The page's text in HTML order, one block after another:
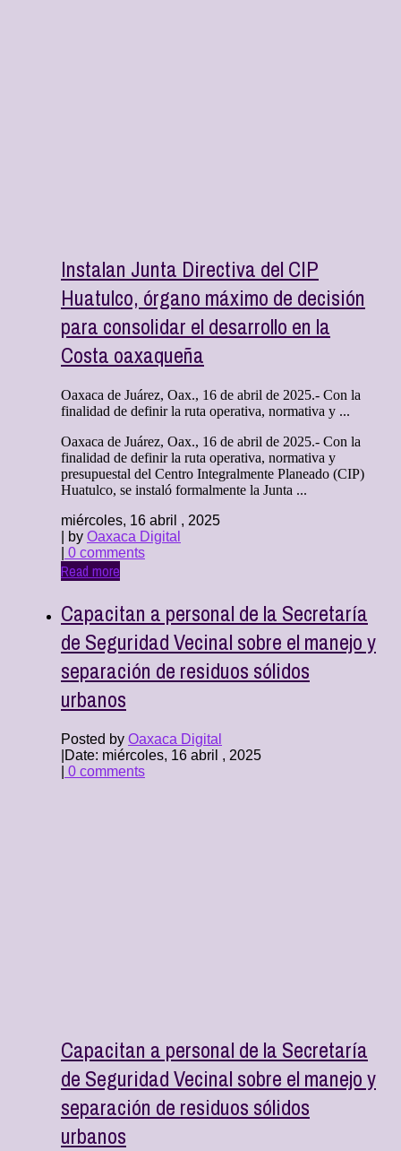
Instalan Junta Directiva del CIP
Huatulco, órgano máximo de decisión
para consolidar el desarrollo en la
Costa oaxaqueña
Oaxaca de Juárez, Oax., 16 de abril de 2025.- Con la
finalidad de definir la ruta operativa, normativa y ...
Oaxaca de Juárez, Oax., 16 de abril de 2025.- Con la
finalidad de definir la ruta operativa, normativa y
presupuestal del Centro Integralmente Planeado (CIP)
Huatulco, se instaló formalmente la Junta ...
miércoles, 16 abril , 2025
| by Oaxaca Digital
0 comments
Read more
Capacitan a personal de la Secretaría
de Seguridad Vecinal sobre el manejo y
separación de residuos sólidos
urbanos
Posted by Oaxaca Digital
Date: miércoles, 16 abril , 2025
0 comments
Capacitan a personal de la Secretaría
de Seguridad Vecinal sobre el manejo y
separación de residuos sólidos
urbanos